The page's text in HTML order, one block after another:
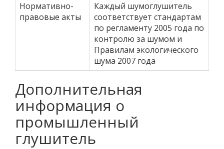
Нормативно-
правовые акты
Каждый шумоглушитель
соответствует стандартам
по регламенту 2005 года по
контролю за шумом и
Правилам экологического
шума 2007 года
Дополнительная
информация о
промышленный
глушитель